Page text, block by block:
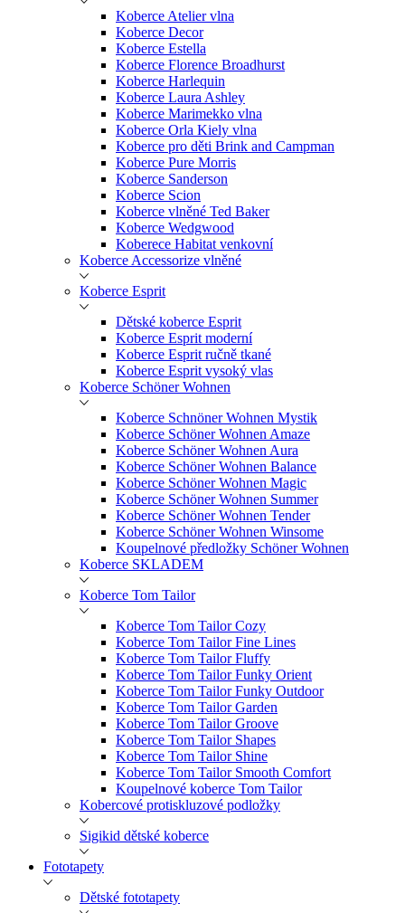
Koberce Atelier vlna
Koberce Decor
Koberce Estella
Koberce Florence Broadhurst
Koberce Harlequin
Koberce Laura Ashley
Koberce Marimekko vlna
Koberce Orla Kiely vlna
Koberce pro děti Brink and Campman
Koberce Pure Morris
Koberce Sanderson
Koberce Scion
Koberce vlněné Ted Baker
Koberce Wedgwood
Koberece Habitat venkovní
Koberce Accessorize vlněné
Koberce Esprit
Dětské koberce Esprit
Koberce Esprit moderní
Koberce Esprit ručně tkané
Koberce Esprit vysoký vlas
Koberce Schöner Wohnen
Koberce Schnöner Wohnen Mystik
Koberce Schöner Wohnen Amaze
Koberce Schöner Wohnen Aura
Koberce Schöner Wohnen Balance
Koberce Schöner Wohnen Magic
Koberce Schöner Wohnen Summer
Koberce Schöner Wohnen Tender
Koberce Schöner Wohnen Winsome
Koupelnové předložky Schöner Wohnen
Koberce SKLADEM
Koberce Tom Tailor
Koberce Tom Tailor Cozy
Koberce Tom Tailor Fine Lines
Koberce Tom Tailor Fluffy
Koberce Tom Tailor Funky Orient
Koberce Tom Tailor Funky Outdoor
Koberce Tom Tailor Garden
Koberce Tom Tailor Groove
Koberce Tom Tailor Shapes
Koberce Tom Tailor Shine
Koberce Tom Tailor Smooth Comfort
Koupelnové koberce Tom Tailor
Kobercové protiskluzové podložky
Sigikid dětské koberce
Fototapety
Dětské fototapety